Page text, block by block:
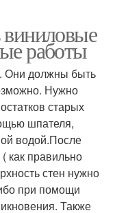
виниловые
работы
Они должны быть
Нужно
старых
шпателя,
водой.После
как правильно
стен нужно
при помощи
Также